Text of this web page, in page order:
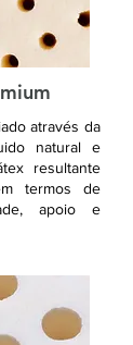
através da
natural e
resultante
termos de
apoio e